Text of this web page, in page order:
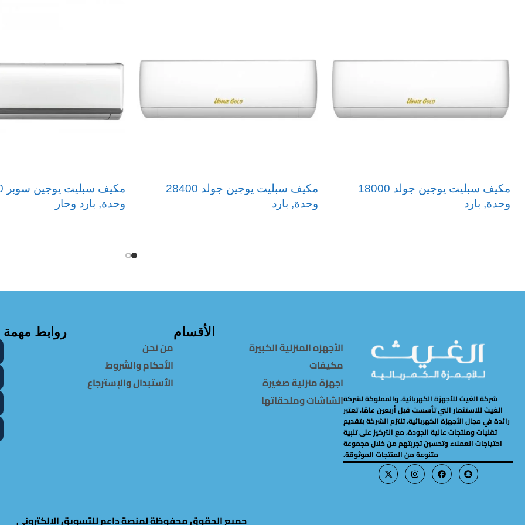
عوامل جوية متغيرة
مستوى ضجيج منخفض
متوفر الان بالتقسيط بأقل الأسعار من الغيث وبالتعاون مع تمارا
مكيف سبليت يوجين جولد 18000
وحدة, بارد
مكيف سبليت يوجين جولد 28400
وحدة, بارد
وحدة, بارد وحار
شركة الغيث للأجهزة الكهربائية، والمملوكة لشركة
الغيث للاستثمار التي تأسست قبل أربعين عامًا، تعتبر
رائدة في مجال الأجهزة الكهربائية. تلتزم الشركة بتقديم
تقنيات ومنتجات عالية الجودة، مع التركيز على تلبية
احتياجات العملاء وتحسين تجربتهم من خلال مجموعة
متنوعة من المنتجات الموثوقة.
الأقسام
الأجهزه المنزلية الكبيرة
مكيفات
اجهزة منزلية صغيرة
الشاشات وملحقاتها
روابط مهمة
من نحن
الأحكام والشروط
الأستبدال والإسترجاع
جميع الحقوق محفوظة لمنصة داعم للتسويق الالكتروني